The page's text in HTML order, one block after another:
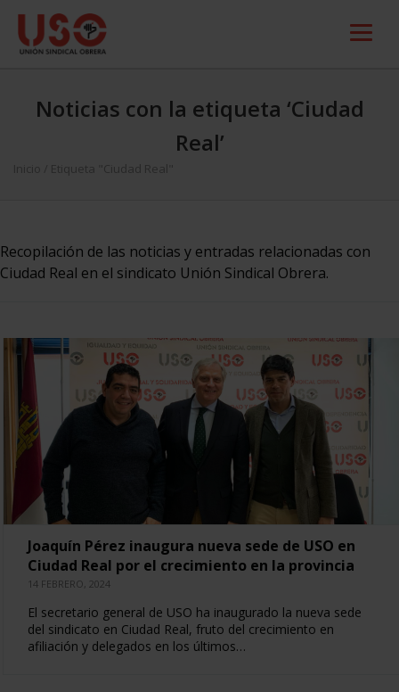
Noticias con la etiqueta ‘Ciudad
Real’
Inicio Etiqueta "Ciudad Real"
Recopilación de las noticias y entradas relacionadas con
Ciudad Real en el sindicato Unión Sindical Obrera.
Joaquín Pérez inaugura nueva sede de USO en
Ciudad Real por el crecimiento en la provincia
14 FEBRERO, 2024
El secretario general de USO ha inaugurado la nueva sede
del sindicato en Ciudad Real, fruto del crecimiento en
afiliación y delegados en los últimos…